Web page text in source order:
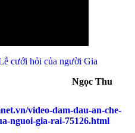
cưới hỏi của người Gia
Ngọc Thu
video-dam-dau-an-che-
nguoi-gia-rai-75126.html